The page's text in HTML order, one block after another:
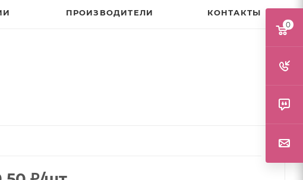
ПРОИЗВОДИТЕЛИ КОНТАКТЫ
0